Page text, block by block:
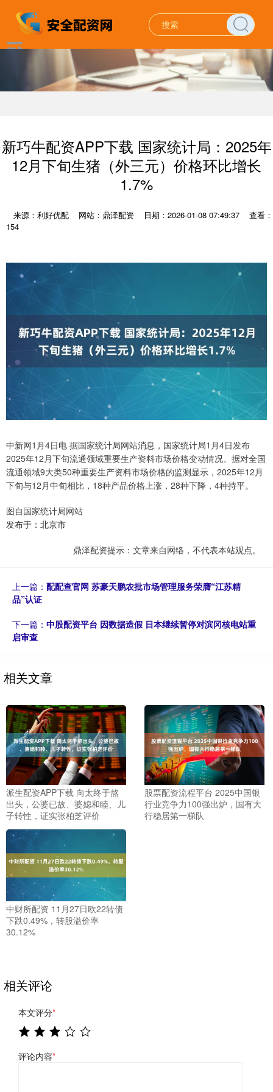
新巧牛配资APP下载 国家统计局：2025年
12月下旬生猪（外三元）价格环比增长
1.7%
来源：利好优配 网站：鼎泽配资 日期：2026-01-08 07:49:37
查看：
154
中新网1月4日电 据国家统计局网站消息，国家统计局1月4日发布
2025年12月下旬流通领域重要生产资料市场价格变动情况。据对全国
流通领域9大类50种重要生产资料市场价格的监测显示，2025年12月
下旬与12月中旬相比，18种产品价格上涨，28种下降，4种持平。
图自国家统计局网站
发布于：北京市
鼎泽配资提示：文章来自网络，不代表本站观点。
上一篇： 配配查官网 苏豪天鹏农批市场管理服务荣膺“江苏精
品”认证
下一篇： 中股配资平台 因数据造假 日本继续暂停对滨冈核电站重
启审查
相关文章
派生配资APP下载 向太终于熬
出头，公婆已故、婆媳和睦、儿
子转性，证实张柏芝评价
股票配资流程平台 2025中国银
行业竞争力100强出炉，国有大
行稳居第一梯队
中财所配资 11月27日欧22转债
下跌0.49%，转股溢价率
30.12%
相关评论
本文评分*
评论内容*